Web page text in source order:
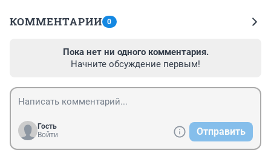
КОММЕНТАРИИ 0
Пока нет ни одного комментария.
Начните обсуждение первым!
Гость
Войти
Отправить